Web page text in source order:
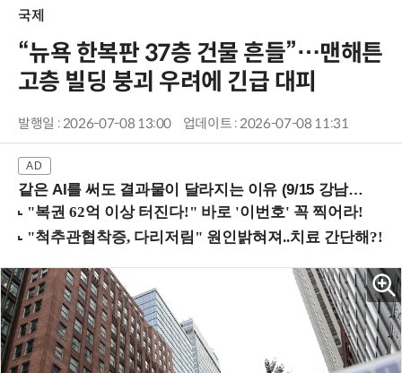
국제
“뉴욕 한복판 37층 건물 흔들”…맨해튼
고층 빌딩 붕괴 우려에 긴급 대피
발행일 : 2026-07-08 13:00 업데이트 : 2026-07-08 11:31
같은 AI를 써도 결과물이 달라지는 이유 (9/15 강남역)